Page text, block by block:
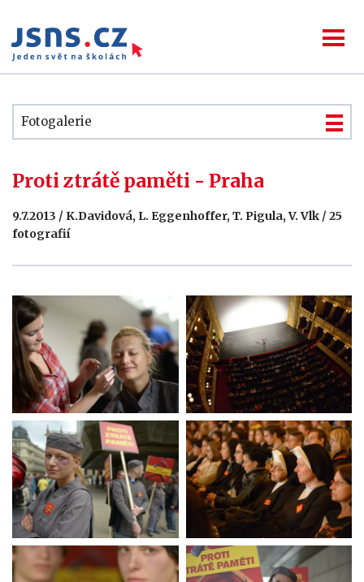
Fotogalerie
Proti ztrátě paměti - Praha
9.7.2013 / K.Davidová, L. Eggenhoffer, T. Pigula, V. Vlk / 25
fotografií